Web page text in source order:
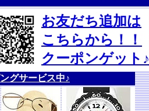
お友だち追加は
こちらから！！
クーポンゲット♪
グサービス中♪